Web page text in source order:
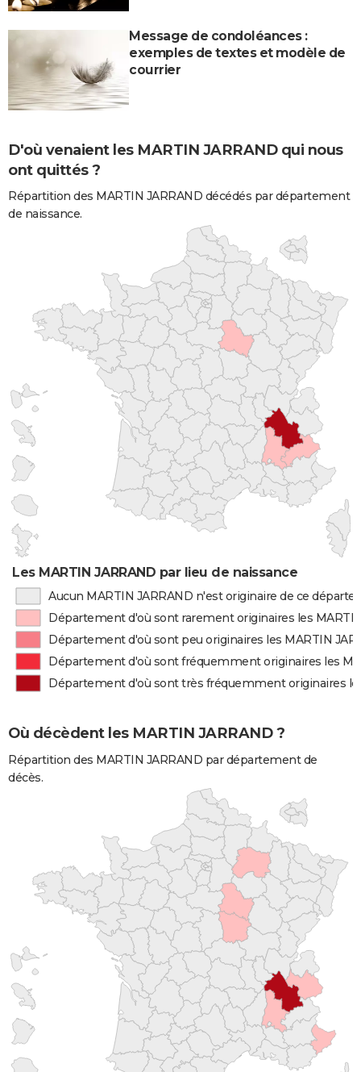
Message de condoléances :
exemples de textes et modèle de
courrier
D'où venaient les MARTIN JARRAND qui nous
ont quittés ?
Répartition des MARTIN JARRAND décédés par département
de naissance.
Les MARTIN JARRAND par lieu de naissance
Aucun MARTIN JARRAND n'est originaire de ce
Département d'où sont rarement originaires les
Département d'où sont peu originaires les MARTIN
Département d'où sont fréquemment originaires les
Département d'où sont très fréquemment originaires
Où décèdent les MARTIN JARRAND ?
Répartition des MARTIN JARRAND par département de
décès.